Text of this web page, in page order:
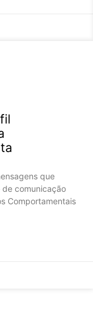
que
de comunicação
Comportamentais